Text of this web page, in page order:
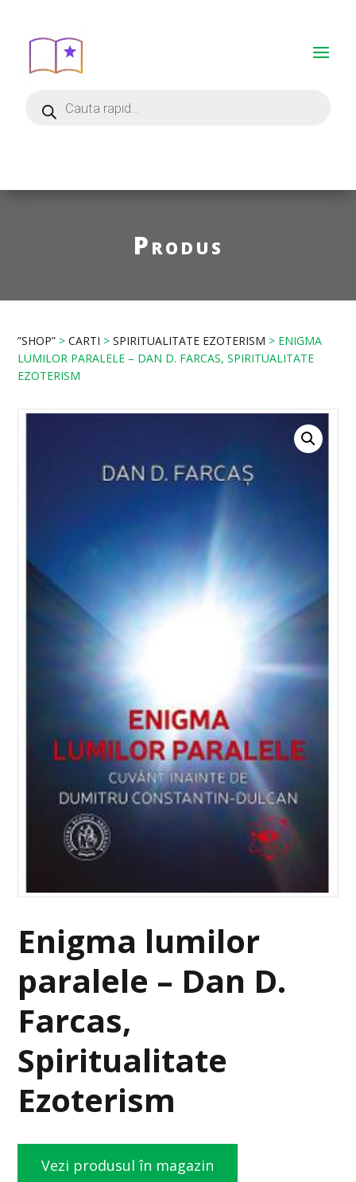
Produs
”SHOP” >CARTI >SPIRITUALITATE EZOTERISM > ENIGMA
LUMILOR PARALELE – DAN D. FARCAS, SPIRITUALITATE
EZOTERISM
Enigma lumilor
paralele – Dan D.
Farcas,
Spiritualitate
Ezoterism
Vezi produsul în magazin